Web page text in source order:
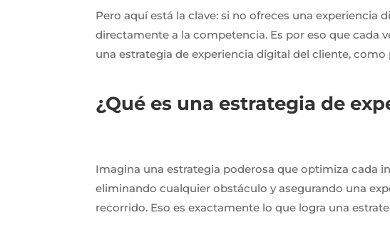
Pero aquí está la clave: si no ofreces una experiencia
directamente a la competencia. Es por eso que cada
una estrategia de experiencia digital del cliente,
¿Qué es una estrategia de
Imagina una estrategia poderosa que optimiza cada
eliminando cualquier obstáculo y asegurando una
recorrido. Eso es exactamente lo que logra una